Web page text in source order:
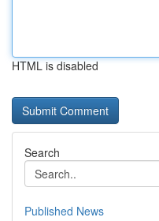
HTML is disabled
Search
Published News